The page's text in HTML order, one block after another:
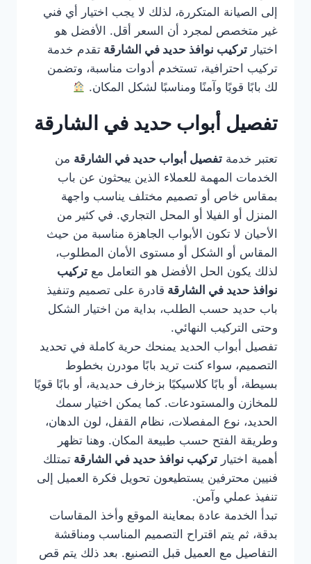
إلى الصيانة المتكررة، لذلك لا يجب اختيار أي فني
غير متخصص لمجرد أن السعر أقل. الأفضل هو
اختيار تركيب نوافذ حديد في الشارقة تقدم خدمة
تركيب احترافية، تستخدم أدوات مناسبة، وتضمن
لك بابًا قويًا وآمنًا ومناسبًا لشكل المكان.
تفصيل أبواب حديد في الشارقة
تعتبر خدمة تفصيل أبواب حديد في الشارقة من
الخدمات المهمة للعملاء الذين يبحثون عن باب
بمقاس خاص أو تصميم مختلف يناسب واجهة
المنزل أو الفيلا أو المحل التجاري. في كثير من
الأحيان لا تكون الأبواب الجاهزة مناسبة من حيث
المقاس أو الشكل أو مستوى الأمان المطلوب،
لذلك يكون الحل الأفضل هو التعامل مع تركيب
نوافذ حديد في الشارقة قادرة على تصميم وتنفيذ
باب حديد حسب الطلب، بداية من اختيار الشكل
وحتى التركيب النهائي.
تفصيل أبواب الحديد يمنحك حرية كاملة في تحديد
التصميم، سواء كنت تريد بابًا مودرن بخطوط
بسيطة، أو بابًا كلاسيكيًا بزخارف حديدية، أو بابًا قويًا
للمخازن والمستودعات. كما يمكن اختيار سمك
الحديد، نوع المفصلات، نظام القفل، لون الدهان،
وطريقة الفتح حسب طبيعة المكان. وهنا تظهر
أهمية اختيار تركيب نوافذ حديد في الشارقة تمتلك
فنيين محترفين يستطيعون تحويل فكرة العميل إلى
تنفيذ عملي وآمن.
تبدأ الخدمة عادة بمعاينة الموقع وأخذ المقاسات
بدقة، ثم يتم اقتراح التصميم المناسب ومناقشة
التفاصيل مع العميل قبل التصنيع. بعد ذلك يتم قص